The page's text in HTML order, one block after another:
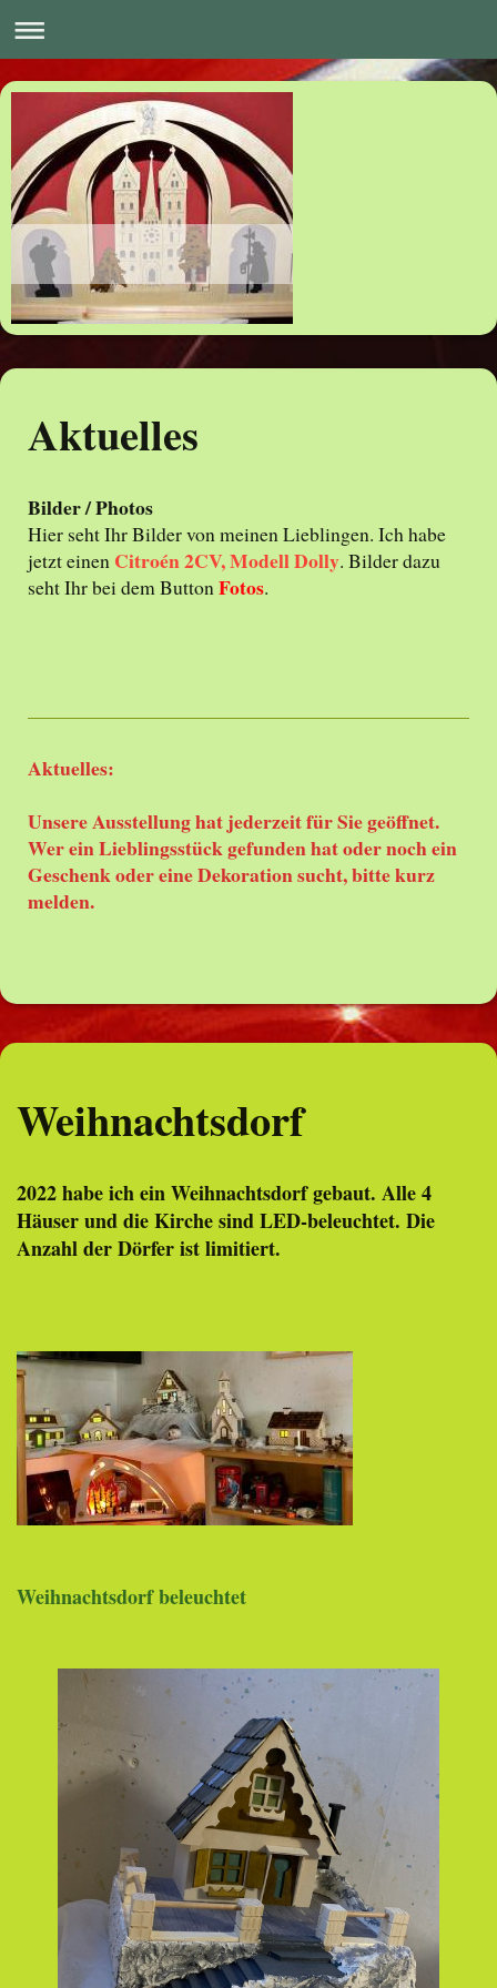
Aktuelles
Bilder / Photos
Hier seht Ihr Bilder von meinen Lieblingen. Ich habe
jetzt einen Citroén 2CV, Modell Dolly. Bilder dazu
seht Ihr bei dem ButtonFotos.
Aktuelles:
Unsere Ausstellung hat jederzeit für Sie geöffnet.
Wer ein Lieblingsstück gefunden hat oder noch ein
Geschenk oder eine Dekoration sucht, bitte kurz
melden.
Weihnachtsdorf
2022 habe ich ein Weihnachtsdorf gebaut. Alle 4
Häuser und die Kirche sind LED-beleuchtet. Die
Anzahl der Dörfer ist limitiert.
Weihnachtsdorf beleuchtet